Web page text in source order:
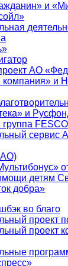
и
АО
компания» и
и
FESCO
сервис
детям
добра»
во благо
проект
проект